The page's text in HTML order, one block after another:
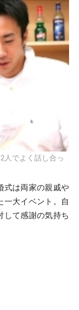
人でよく話し合っ
式は両家の親戚や
一大イベント。自
して感謝の気持ち